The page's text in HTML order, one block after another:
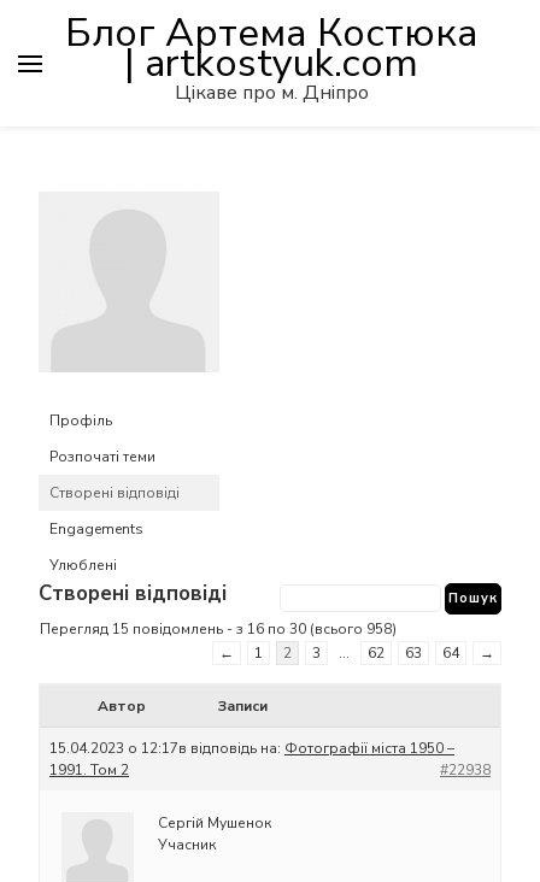
Блог Артема Костюка
| artkostyuk.com
Цікаве про м. Дніпро
Профіль
Розпочаті теми
Створені відповіді
Engagements
Улюблені
Створені відповіді
Перегляд 15 повідомлень - з 16 по 30 (всього 958)
←
1 2 3 … 62 63 64 →
Автор Записи
15.04.2023 о 12:17в відповідь на: Фотографії міста 1950 –
1991. Том 2
#22938
Сергій Мушенок
Учасник